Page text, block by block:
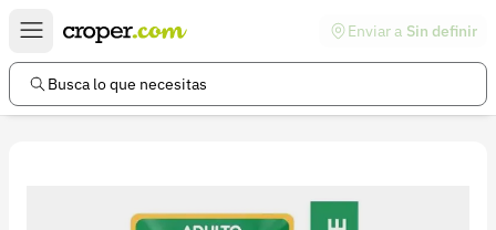
Enviar a Sin definir
Busca lo que necesitas
Enlaces de interés
Preguntas frecuentes
Información legal